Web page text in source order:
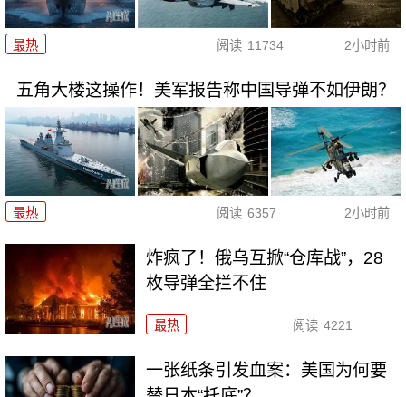
最热 阅读 11734 2小时前
五角大楼这操作！美军报告称中国导弹不如伊朗？
最热 阅读 6357 2小时前
炸疯了！俄乌互掀“仓库战”，28
枚导弹全拦不住
最热 阅读 4221
一张纸条引发血案：美国为何要